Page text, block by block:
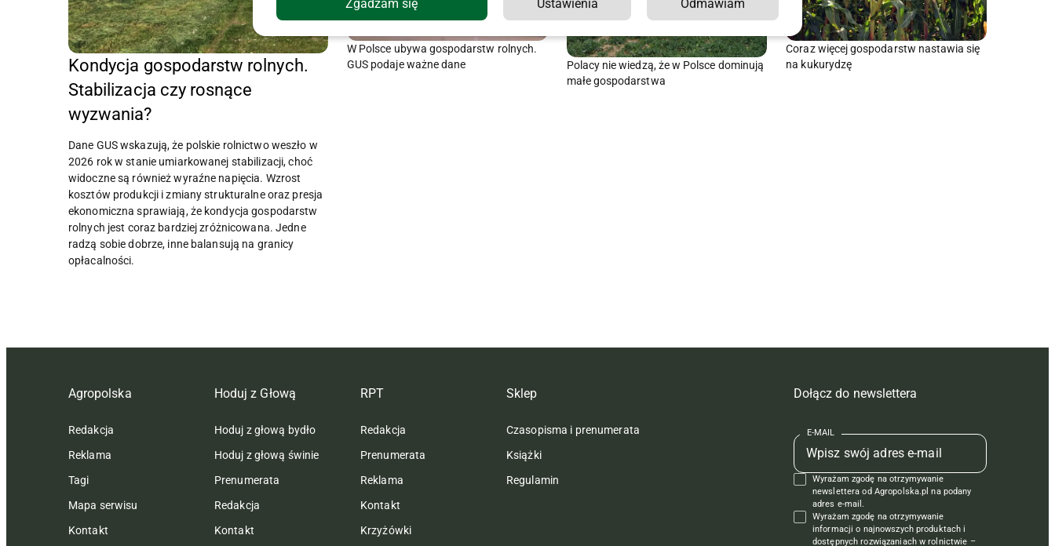
Kondycja gospodarstw rolnych.
Stabilizacja czy rosnące
wyzwania?
Dane GUS wskazują, że polskie rolnictwo weszło w
2026 rok w stanie umiarkowanej stabilizacji, choć
widoczne są również wyraźne napięcia. Wzrost
kosztów produkcji i zmiany strukturalne oraz presja
ekonomiczna sprawiają, że kondycja gospodarstw
rolnych jest coraz bardziej zróżnicowana. Jedne
radzą sobie dobrze, inne balansują na granicy
opłacalności.
W Polsce ubywa gospodarstw rolnych.
GUS podaje ważne dane
Polacy nie wiedzą, że w Polsce dominują
małe gospodarstwa
Coraz więcej gospodarstw nastawia się
na kukurydzę
Agropolska
Redakcja
Reklama
Tagi
Mapa serwisu
Kontakt
Hoduj z Głową
Hoduj z głową bydło
Hoduj z głową świnie
Prenumerata
Redakcja
Kontakt
RPT
Redakcja
Prenumerata
Reklama
Kontakt
Krzyżówki
Sklep
Czasopisma i prenumerata
Książki
Regulamin
Dołącz do newslettera
E-MAIL
Wyrażam zgodę na otrzymywanie
newslettera od Agropolska.pl na podany
adres e-mail.
Wyrażam zgodę na otrzymywanie
informacji o najnowszych produktach i
dostępnych rozwiązaniach w rolnictwie –
Zgadzam się Ustawienia Odmawiam